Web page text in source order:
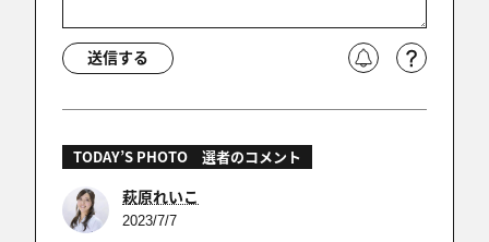
送信する
TODAY’S PHOTO 選者のコメント
萩原れいこ
2023/7/7